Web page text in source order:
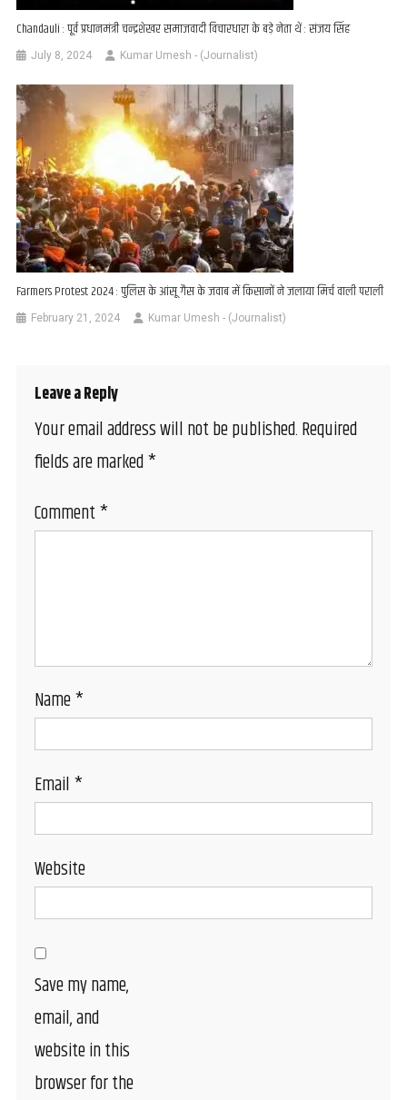
Chandauli : पूर्व प्रधानमंत्री चन्द्रशेखर समाजवादी विचारधारा के बड़े नेता थें : संजय सिंह
July 8, 2024 Kumar Umesh - (Journalist)
Farmers Protest 2024 : पुलिस के आंसू गैस के जवाब में किसानों ने जलाया मिर्च वाली पराली
February 21, 2024 Kumar Umesh - (Journalist)
Leave a Reply
Your email address will not be published.Required
fields are marked*
Comment*
Name*
Email*
Website
Save my name,
email, and
website in this
browser for the